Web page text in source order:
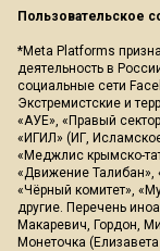
Пользовательское
*Meta Platforms
деятельность в
социальные сети
Экстремистские и
«АУЕ», «Правый
«ИГИЛ» (ИГ,
«Меджлис крымско-
«Движение Талибан»,
«Чёрный комитет»,
другие. Перечень
Макаревич, Гордон,
Монеточка